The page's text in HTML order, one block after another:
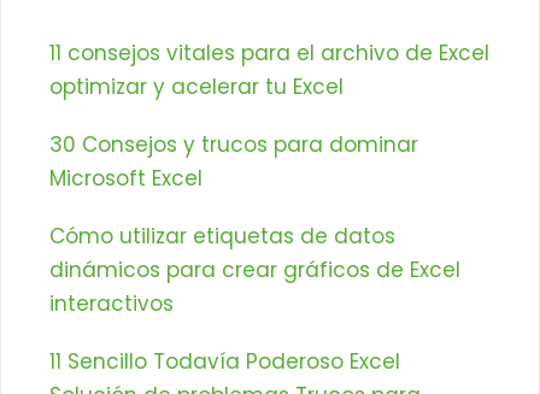
11 consejos vitales para el archivo de Excel
optimizar y acelerar tu Excel
30 Consejos y trucos para dominar
Microsoft Excel
Cómo utilizar etiquetas de datos
dinámicos para crear gráficos de Excel
interactivos
11 Sencillo Todavía Poderoso Excel